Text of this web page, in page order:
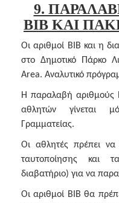
9.
BIB ΚΑΙ
Οι αριθμοί BIB και η
στο Δημοτικό Πάρκο
Area. Αναλυτικό
Η παραλαβή αριθμούς
αθλητών γίνεται
Γραμματείας.
Οι αθλητές πρέπει να
ταυτοποίησης και
διαβατήριο) για να
Οι αριθμοί ΒΙΒ θα